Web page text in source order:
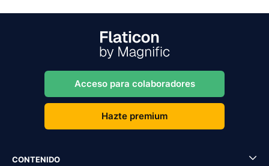
Acceso para colaboradores
Hazte premium
CONTENIDO